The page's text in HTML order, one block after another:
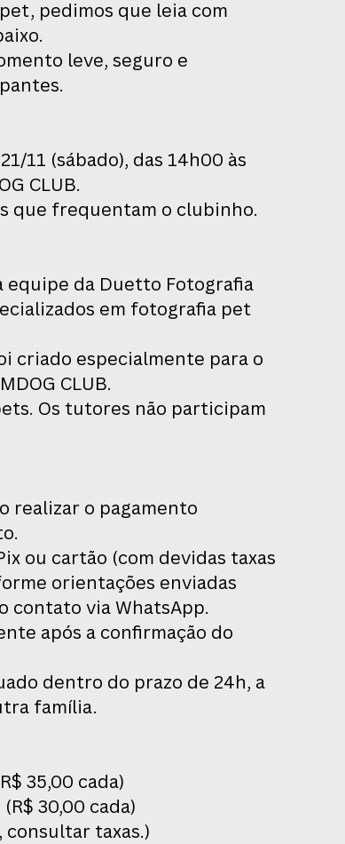
pedimos que leia com
leve, seguro e
11 (sábado), das 14h00 às
CLUB.
que frequentam o clubinho.
equipe da Duetto Fotografia
em fotografia pet
criado especialmente para o
CLUB.
Os tutores não participam
realizar o pagamento
ou cartão (com devidas taxas
orientações enviadas
contato via WhatsApp.
após a confirmação do
dentro do prazo de 24h, a
família.
35,00 cada)
30,00 cada)
consultar taxas.)